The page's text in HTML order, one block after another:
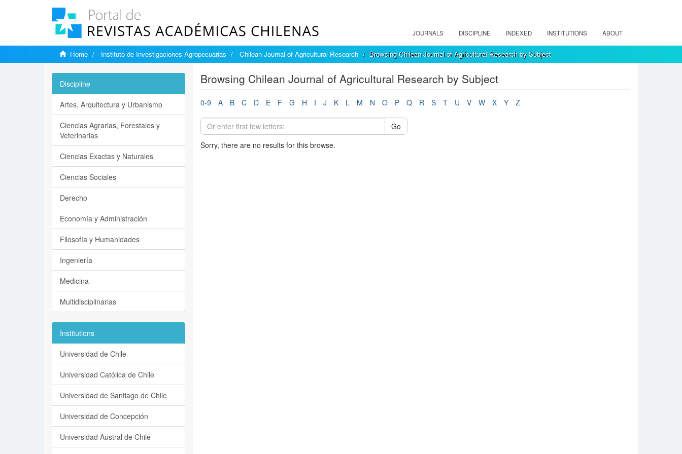
JOURNALS DISCIPLINE INDEXED INSTITUTIONS ABOUT
Home Instituto de Investigaciones Agropecuarias Chilean Journal of Agricultural Research Browsing Chilean Journal of Agricultural Research by Subject
Browsing Chilean Journal of Agricultural Research by Subject
0-9 A B C D E F G H I J K L M N O P Q R S T U V W X Y Z
Go
Sorry, there are no results for this browse.
Discipline
Artes, Arquitectura y Urbanismo
Ciencias Agrarias, Forestales y
Veterinarias
Ciencias Exactas y Naturales
Ciencias Sociales
Derecho
Economía y Administración
Filosofía y Humanidades
Ingeniería
Medicina
Multidisciplinarias
Institutions
Universidad de Chile
Universidad Católica de Chile
Universidad de Santiago de Chile
Universidad de Concepción
Universidad Austral de Chile